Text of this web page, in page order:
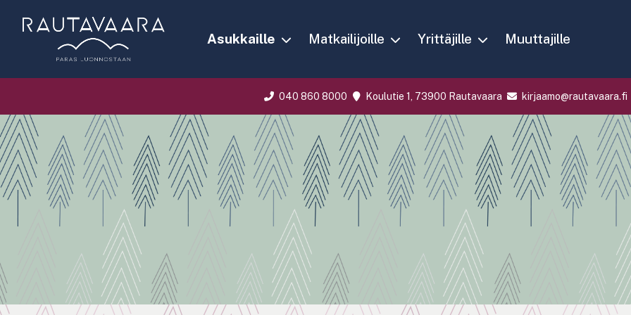
Asukkaille Matkailijoille Yrittäjille Muuttajille
040 860 8000 Koulutie 1, 73900 Rautavaara kirjaamo@rautavaara.fi